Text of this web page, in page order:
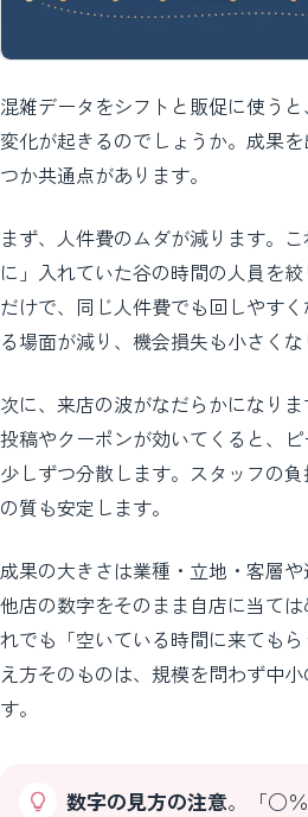
混雑データをシフトと販促に使う
変化が起きるのでしょうか。成果
つか共通点があります。
まず、人件費のムダが減ります。
に」入れていた谷の時間の人員を
だけで、同じ人件費でも回しやす
る場面が減り、機会損失も小さくな
次に、来店の波がなだらかになり
投稿やクーポンが効いてくると、
少しずつ分散します。スタッフの
の質も安定します。
成果の大きさは業種・立地・客層や
他店の数字をそのまま自店に当て
れでも「空いている時間に来ても
え方そのものは、規模を問わず中
す。
数字の見方の注意。「○